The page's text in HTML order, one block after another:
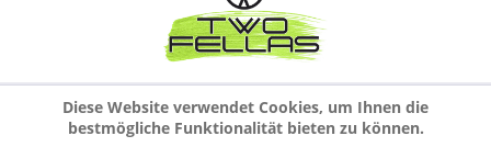
Diese Website verwendet Cookies, um Ihnen die
bestmögliche Funktionalität bieten zu können.